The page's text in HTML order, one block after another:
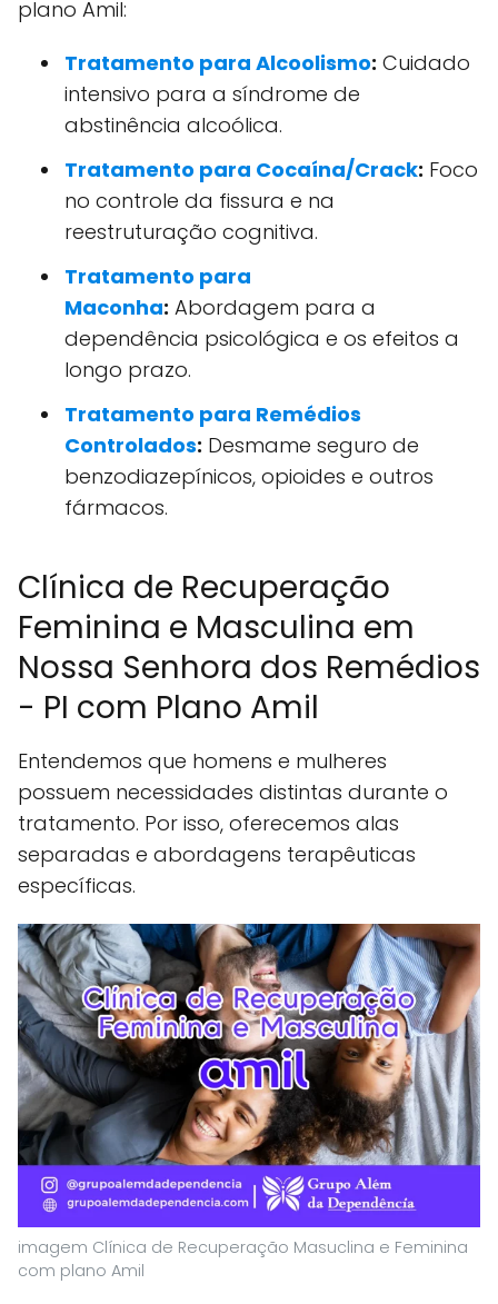
plano Amil:
Tratamento para Alcoolismo: Cuidado
intensivo para a síndrome de
abstinência alcoólica.
Tratamento para Cocaína/Crack: Foco
no controle da fissura e na
reestruturação cognitiva.
Tratamento para
Maconha: Abordagem para a
dependência psicológica e os efeitos a
longo prazo.
Tratamento para Remédios
Controlados: Desmame seguro de
benzodiazepínicos, opioides e outros
fármacos.
Clínica de Recuperação
Feminina e Masculina em
Nossa Senhora dos Remédios
- PI com Plano Amil
Entendemos que homens e mulheres
possuem necessidades distintas durante o
tratamento. Por isso, oferecemos alas
separadas e abordagens terapêuticas
específicas.
imagem Clínica de Recuperação Masuclina e Feminina
com plano Amil